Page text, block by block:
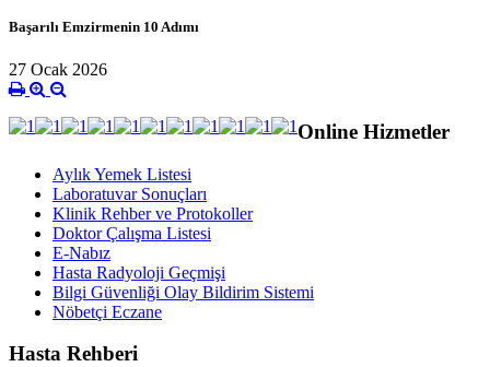
Başarılı Emzirmenin 10 Adımı
27 Ocak 2026
Online Hizmetler
Aylık Yemek Listesi
Laboratuvar Sonuçları
Klinik Rehber ve Protokoller
Doktor Çalışma Listesi
E-Nabız
Hasta Radyoloji Geçmişi
Bilgi Güvenliği Olay Bildirim Sistemi
Nöbetçi Eczane
Hasta Rehberi